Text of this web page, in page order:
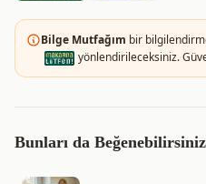
Bilge Mutfağım bir
yönlendirileceksiniz.
Bunları da Beğenebilirsiniz